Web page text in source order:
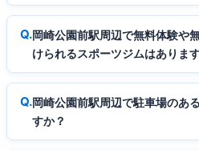
岡崎公園前駅周辺で無料体験や
けられるスポーツジムはありま
岡崎公園前駅周辺で駐車場のあ
すか？